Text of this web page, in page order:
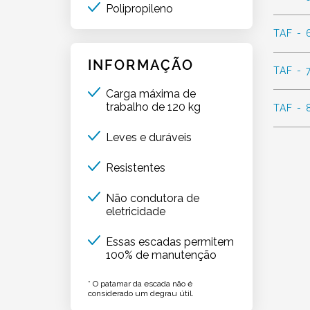
Polipropileno
INFORMAÇÃO
Carga máxima de
trabalho de 120 kg
Leves e duráveis
Resistentes
Não condutora de
eletricidade
Essas escadas permitem
100% de manutenção
* O patamar da escada não é
considerado um degrau útil.
TAF -
TAF -
TAF -